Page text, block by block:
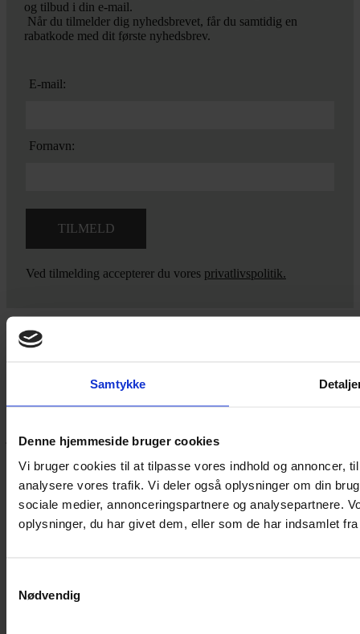
Samtykke
Denne hjemmeside bruger cookies
Vi bruger cookies til at tilpasse vores indhold og annoncer,
analysere vores trafik. Vi deler også oplysninger om din
sociale medier, annonceringspartnere og analysepartnere.
oplysninger, du har givet dem, eller som de har indsamlet
Nødvendig
og tilbud i din e-mail.
Når du tilmelder dig nyhedsbrevet, får du samtidig en
rabatkode med dit første nyhedsbrev.
E-mail:
Fornavn:
Ved tilmelding accepterer du vores privatlivspolitik.
Yarn Every Wear
Hvis du bøvler med noget eller ønsker ny inspiration, så skriv til
jeg dig på vej.
Vestergade 12 6270, Tønder
60 51 96 50
post@yarneverywear.dk
CVR 43041649
Facebook-f
Instagram
Handelsbetingelser